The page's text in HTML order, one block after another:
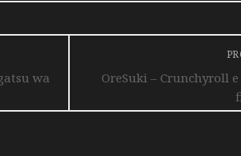
OreSuki – Crunchyroll
wa